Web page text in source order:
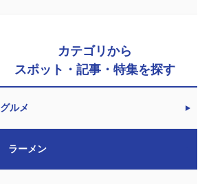
カテゴリから
スポット・記事・特集を探す
グルメ
ラーメン